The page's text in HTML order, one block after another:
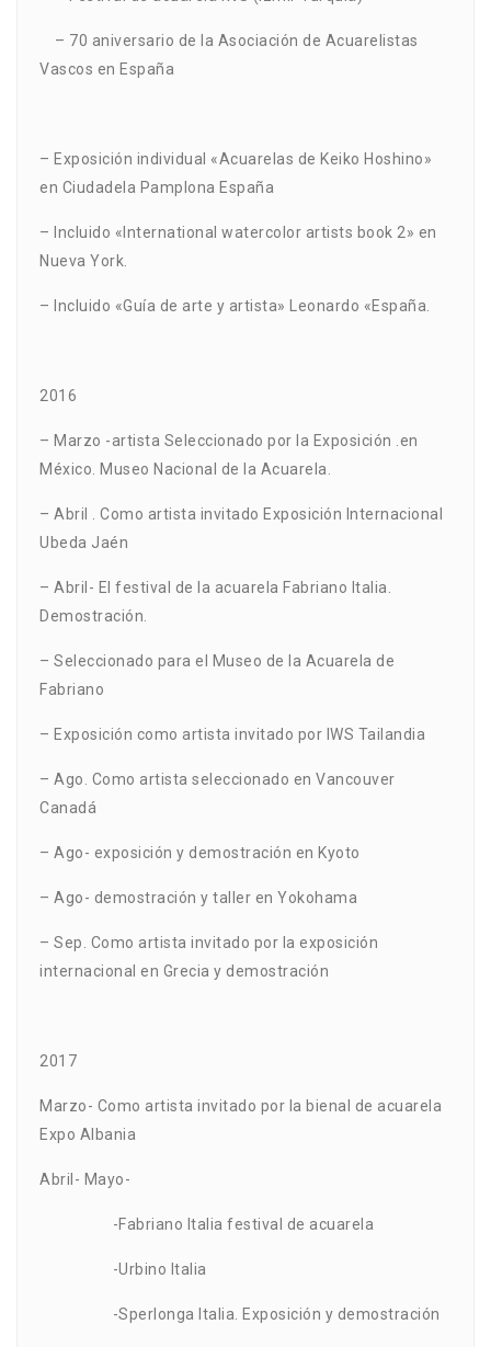
– 70 aniversario de la Asociación de Acuarelistas
Vascos en España
– Exposición individual «Acuarelas de Keiko Hoshino»
en Ciudadela Pamplona España
– Incluido «International watercolor artists book 2» en
Nueva York.
– Incluido «Guía de arte y artista» Leonardo «España.
2016
– Marzo -artista Seleccionado por la Exposición .en
México. Museo Nacional de la Acuarela.
– Abril . Como artista invitado Exposición Internacional
Ubeda Jaén
– Abril- El festival de la acuarela Fabriano Italia.
Demostración.
– Seleccionado para el Museo de la Acuarela de
Fabriano
– Exposición como artista invitado por IWS Tailandia
– Ago. Como artista seleccionado en Vancouver
Canadá
– Ago- exposición y demostración en Kyoto
– Ago- demostración y taller en Yokohama
– Sep. Como artista invitado por la exposición
internacional en Grecia y demostración
2017
Marzo- Como artista invitado por la bienal de acuarela
Expo Albania
Abril- Mayo-
-Fabriano Italia festival de acuarela
-Urbino Italia
-Sperlonga Italia. Exposición y demostración